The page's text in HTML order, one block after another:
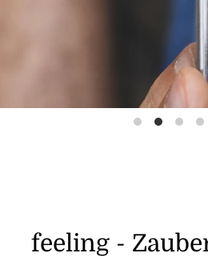
feeling -